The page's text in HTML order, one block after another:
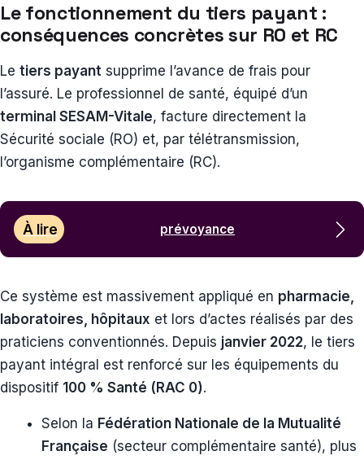
Le fonctionnement du tiers payant :
conséquences concrètes sur RO et RC
Le tiers payant supprime l’avance de frais pour
l’assuré. Le professionnel de santé, équipé d’un
terminal SESAM-Vitale, facture directement la
Sécurité sociale (RO) et, par télétransmission,
l’organisme complémentaire (RC).
À lire prévoyance
Ce système est massivement appliqué en pharmacie,
laboratoires, hôpitaux et lors d’actes réalisés par des
praticiens conventionnés. Depuis janvier 2022, le tiers
payant intégral est renforcé sur les équipements du
dispositif 100 % Santé (RAC 0).
Selon la Fédération Nationale de la Mutualité
Française (secteur complémentaire santé), plus